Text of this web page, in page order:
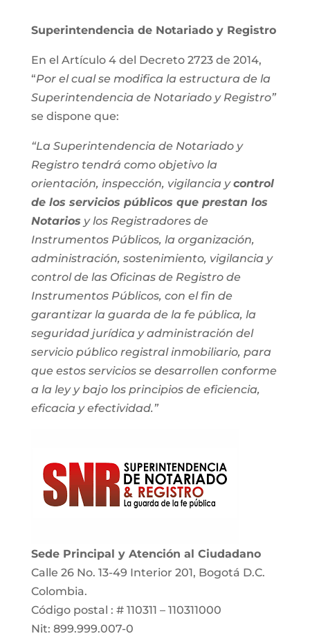
Superintendencia de Notariado y Registro
En el Artículo 4 del Decreto 2723 de 2014,
“Por el cual se modifica la estructura de la
Superintendencia de Notariado y Registro”
se dispone que:
“La Superintendencia de Notariado y
Registro tendrá como objetivo la
orientación, inspección, vigilancia ycontrol
de los servicios públicos que prestan los
Notarios y los Registradores de
Instrumentos Públicos, la organización,
administración, sostenimiento, vigilancia y
control de las Oficinas de Registro de
Instrumentos Públicos, con el fin de
garantizar la guarda de la fe pública, la
seguridad jurídica y administración del
servicio público registral inmobiliario, para
que estos servicios se desarrollen conforme
a la ley y bajo los principios de eficiencia,
eficacia y efectividad.”
Sede Principal y Atención al Ciudadano
Calle 26 No. 13-49 Interior 201, Bogotá D.C.
Colombia.
Código postal : # 110311 – 110311000
Nit: 899.999.007-0